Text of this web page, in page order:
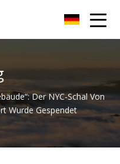
Der NYC-Schal Von
Wurde Gespendet